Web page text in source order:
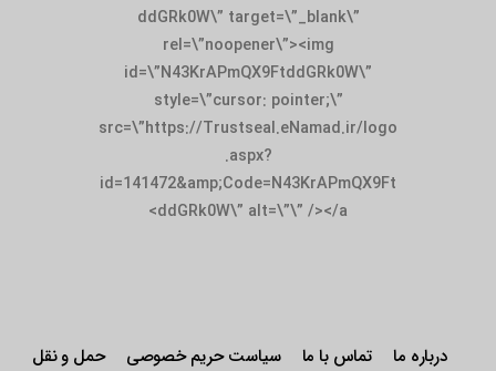
ddGRk0W\” target=\”_blank\”
rel=\”noopener\”><img
id=\”N43KrAPmQX9FtddGRk0W\”
style=\”cursor: pointer;\”
src=\”https://Trustseal.eNamad.ir/logo
.aspx?
id=141472&amp;Code=N43KrAPmQX9Ft
ddGRk0W\” alt=\”\” /></a>
درباره ما تماس با ما سیاست حریم خصوصی حمل و نقل